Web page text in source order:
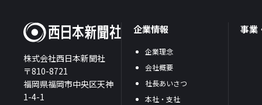
株式会社西日本新聞社
〒810-8721
福岡県福岡市中央区天神
1-4-1
企業情報
企業理念
会社概要
社長あいさつ
本社・支社
事業